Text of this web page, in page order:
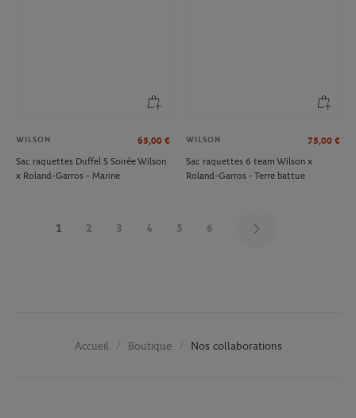
WILSON 65,00 €
Sac raquettes Duffel S Soirée Wilson
x Roland-Garros - Marine
WILSON 75,00 €
Sac raquettes 6 team Wilson x
Roland-Garros - Terre battue
1 2 3 4 5 6
Accueil Boutique Nos collaborations